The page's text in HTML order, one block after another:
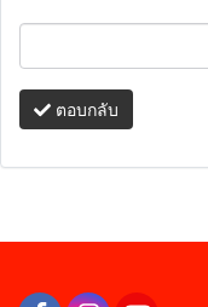
ตอบกลับ